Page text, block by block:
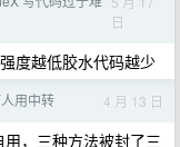
日
度越低胶水代码越少
用中转 4 月 13 日
，三种方法被封了三